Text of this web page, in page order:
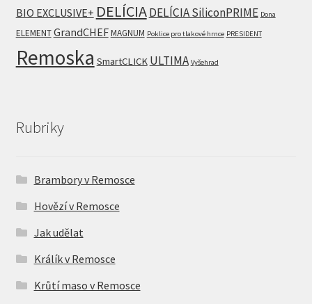
BIO EXCLUSIVE+ DELÍCIADELÍCIA SiliconPRIME Dona
ELEMENTGrandCHEFMAGNUM Poklice pro tlakové hrnce PRESIDENT
Remoska SmartCLICK ULTIMA Vyšehrad
Rubriky
Brambory v Remosce
Hovězí v Remosce
Jak udělat
Králík v Remosce
Krůtí maso v Remosce